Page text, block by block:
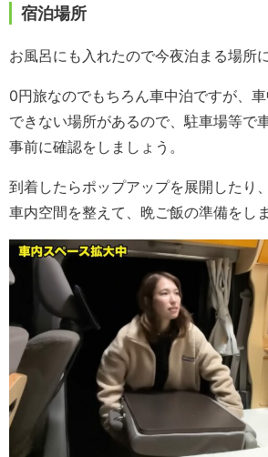
宿泊場所
お風呂にも入れたので今夜泊まる場所
0円旅なのでもちろん車中泊ですが、車
できない場所があるので、駐車場等で
事前に確認をしましょう。
到着したらポップアップを展開したり
車内空間を整えて、晩ご飯の準備をしま